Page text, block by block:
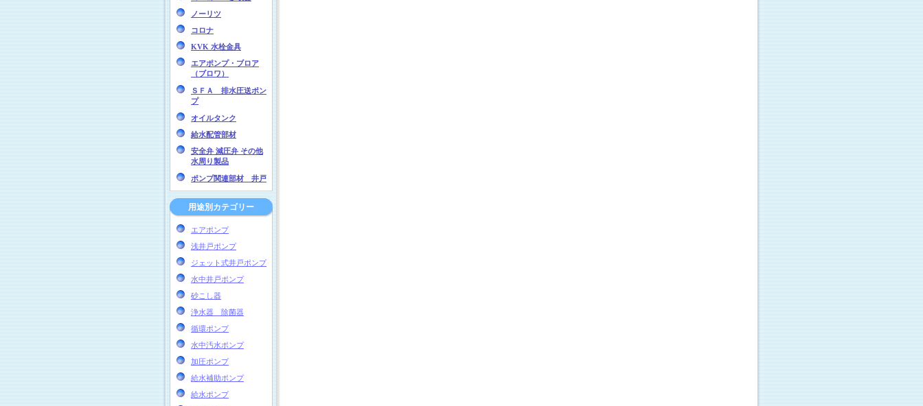
ノーリツ
コロナ
KVK 水栓金具
エアポンプ・ブロア
（ブロワ）
ＳＦＡ 排水圧送ポン
プ
オイルタンク
給水配管部材
安全弁 減圧弁 その他
水周り製品
ポンプ関連部材 井戸
用途別カテゴリー
エアポンプ
浅井戸ポンプ
ジェット式井戸ポンプ
水中井戸ポンプ
砂こし器
浄水器 除菌器
循環ポンプ
水中汚水ポンプ
加圧ポンプ
給水補助ポンプ
給水ポンプ